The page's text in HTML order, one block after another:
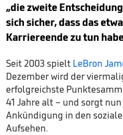
„die zweite
sich sicher, dass das
Karriereende zu tun
Seit 2003 spielt LeBron
Dezember wird der
erfolgreichste
41 Jahre alt – und sorgt
Ankündigung in den
Aufsehen.